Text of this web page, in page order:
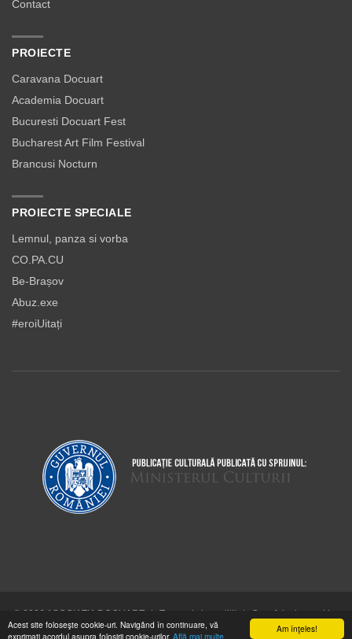
Am înţeles!
Acest site foloseşte cookie-uri. Navigând în continuare, vă
exprimaţi acordul asupra folosirii cookie-urilor. Află mai multe
Contact
PROIECTE
Caravana Docuart
Academia Docuart
Bucuresti Docuart Fest
Bucharest Art Film Festival
Brancusi Nocturn
PROIECTE SPECIALE
Lemnul, panza si vorba
CO.PA.CU
Be-Brașov
Abuz.exe
#eroiUitați
© 2026 ASOCIAŢIA DOCUART | Termeni şi condiţii |
Cum folosim cookie-
urile